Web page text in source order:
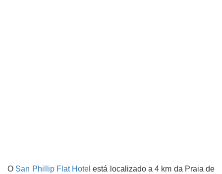
O San Phillip Flat Hotel está localizado a 4 km da Praia de